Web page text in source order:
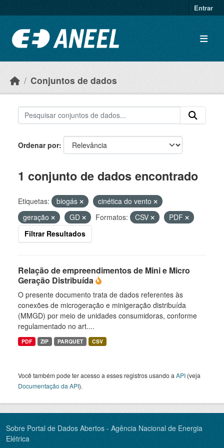
Entrar
Conjuntos de dados
Ordenar por
1 conjunto de dados encontrado
Etiquetas: biogás
cinética do vento
geração
GD Formatos: CSV
PDF
Filtrar Resultados
Relação de empreendimentos de Mini e Micro
Geração Distribuída
O presente documento trata de dados referentes às
conexões de microgeração e minigeração distribuída
(MMGD) por meio de unidades consumidoras, conforme
regulamentado no art....
PDF ZIP PARQUET CSV
Você também pode ter acesso a esses registros usando a API (veja
Documentação da API).
Sobre Portal de Dados Abertos - Agência Nacional de Energia
Elétrica